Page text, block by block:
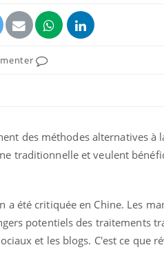
des méthodes alternatives à
traditionnelle et veulent
été critiquée en Chine. Les
potentiels des traitements
et les blogs. C'est ce que
: la fin du comprimé
votre ventre
t-il les premiers